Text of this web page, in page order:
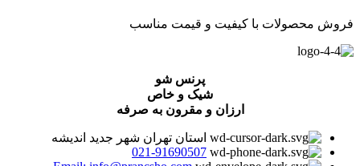
فروش محصولات با کیفیت و قیمت مناسب
پرنس شو
شیک و خاص
ارزان و مقرون به صرفه
استان تهران شهر جدید اندیشه
021-91690507